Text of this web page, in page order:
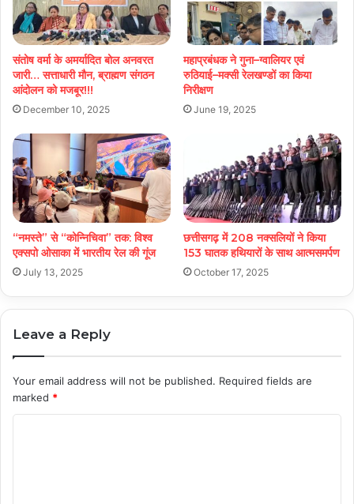
संतोष वर्मा के अमर्यादित बोल अनवरत
जारी… सत्ताधारी मौन, ब्राह्मण संगठन
आंदोलन को मजबूर!!!
December 10, 2025
महाप्रबंधक ने गुना–ग्वालियर एवं
रुठियाई–मक्सी रेलखण्डों का किया
निरीक्षण
June 19, 2025
“नमस्ते” से “कोन्निचिवा” तक: विश्व
एक्सपो ओसाका में भारतीय रेल की गूंज
July 13, 2025
छत्तीसगढ़ में 208 नक्सलियों ने किया
153 घातक हथियारों के साथ आत्मसमर्पण
October 17, 2025
Leave a Reply
Your email address will not be published. Required fields are
marked *